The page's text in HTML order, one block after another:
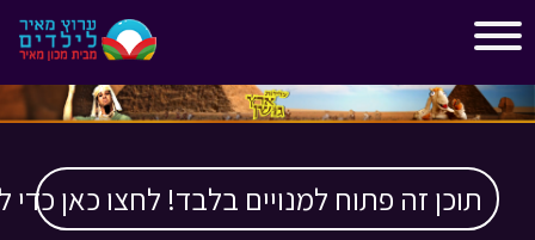
תוכן זה פתוח למנויים בלבד! לחצו כאן כדי